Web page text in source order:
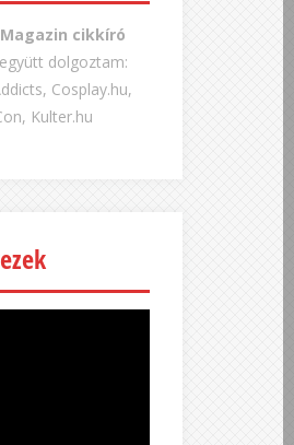
cikkíró
dolgoztam:
Cosplay.hu,
Kulter.hu